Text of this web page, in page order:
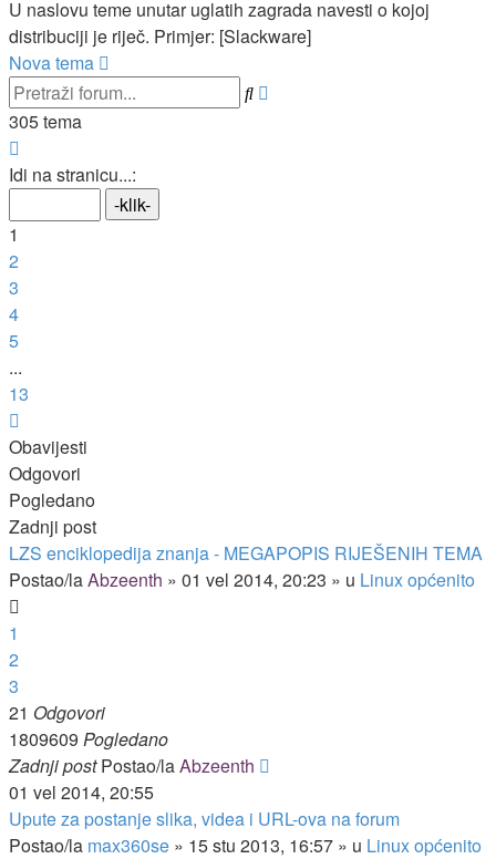
U naslovu teme unutar uglatih zagrada navesti o kojoj
distribuciji je riječ. Primjer: [Slackware]
Nova tema
Pretražnik
305 tema
1 13.
Idi na stranicu...:
1
2
3
4
5
...
13
Obavijesti
Odgovori
Pogledano
Zadnji post
LZS enciklopedija znanja - MEGAPOPIS RIJEŠENIH TEMA
Postao/laAbzeenth » 01 vel 2014, 20:23 » u Linux općenito
1
2
3
21 Odgovori
1809609 Pogledano
Zadnji postPostao/laAbzeenth
01 vel 2014, 20:55
Upute za postanje slika, videa i URL-ova na forum
Postao/la max360se » 15 stu 2013, 16:57 » u Linux općenito